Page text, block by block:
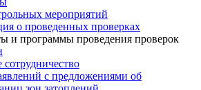
мероприятий
о проведенных проверках
и программы проведения проверок
с предложениями об